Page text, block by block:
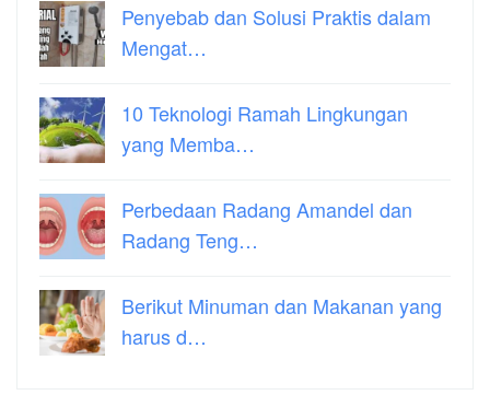
Penyebab dan Solusi Praktis dalam
Mengat…
10 Teknologi Ramah Lingkungan
yang Memba…
Perbedaan Radang Amandel dan
Radang Teng…
Berikut Minuman dan Makanan yang
harus d…